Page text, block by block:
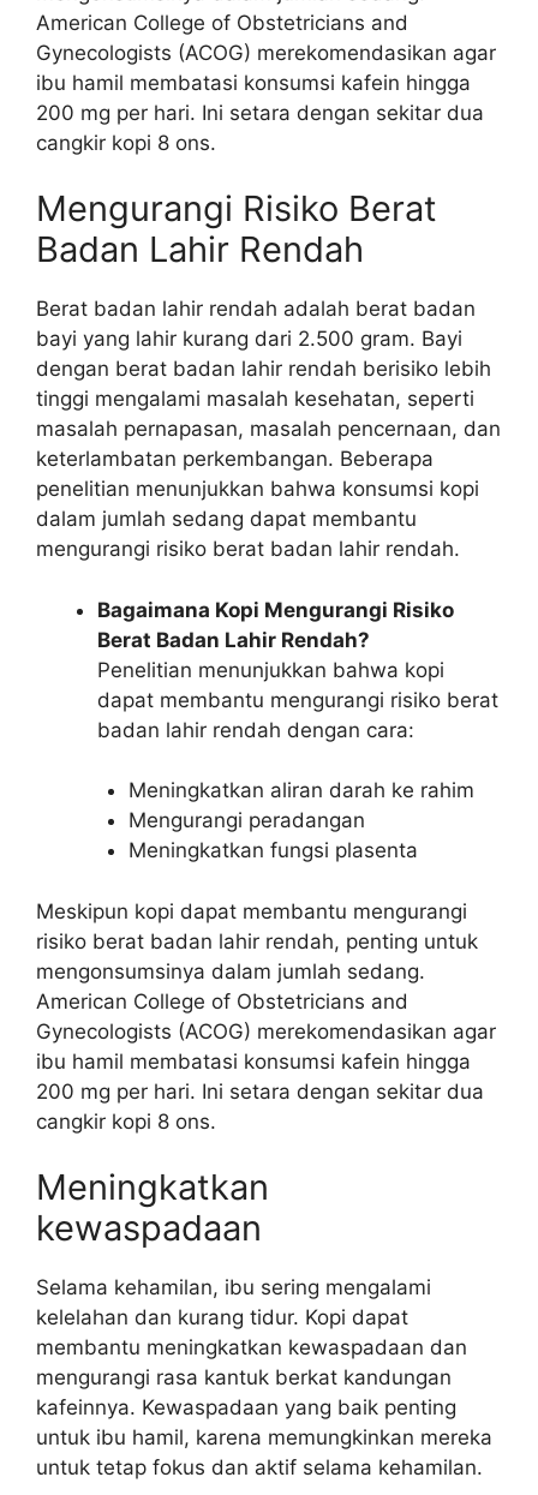
American College of Obstetricians and
Gynecologists (ACOG) merekomendasikan agar
ibu hamil membatasi konsumsi kafein hingga
200 mg per hari. Ini setara dengan sekitar dua
cangkir kopi 8 ons.
Mengurangi Risiko Berat
Badan Lahir Rendah
Berat badan lahir rendah adalah berat badan
bayi yang lahir kurang dari 2.500 gram. Bayi
dengan berat badan lahir rendah berisiko lebih
tinggi mengalami masalah kesehatan, seperti
masalah pernapasan, masalah pencernaan, dan
keterlambatan perkembangan. Beberapa
penelitian menunjukkan bahwa konsumsi kopi
dalam jumlah sedang dapat membantu
mengurangi risiko berat badan lahir rendah.
Bagaimana Kopi Mengurangi Risiko
Berat Badan Lahir Rendah?
Penelitian menunjukkan bahwa kopi
dapat membantu mengurangi risiko berat
badan lahir rendah dengan cara:
Meningkatkan aliran darah ke rahim
Mengurangi peradangan
Meningkatkan fungsi plasenta
Meskipun kopi dapat membantu mengurangi
risiko berat badan lahir rendah, penting untuk
mengonsumsinya dalam jumlah sedang.
American College of Obstetricians and
Gynecologists (ACOG) merekomendasikan agar
ibu hamil membatasi konsumsi kafein hingga
200 mg per hari. Ini setara dengan sekitar dua
cangkir kopi 8 ons.
Meningkatkan
kewaspadaan
Selama kehamilan, ibu sering mengalami
kelelahan dan kurang tidur. Kopi dapat
membantu meningkatkan kewaspadaan dan
mengurangi rasa kantuk berkat kandungan
kafeinnya. Kewaspadaan yang baik penting
untuk ibu hamil, karena memungkinkan mereka
untuk tetap fokus dan aktif selama kehamilan.